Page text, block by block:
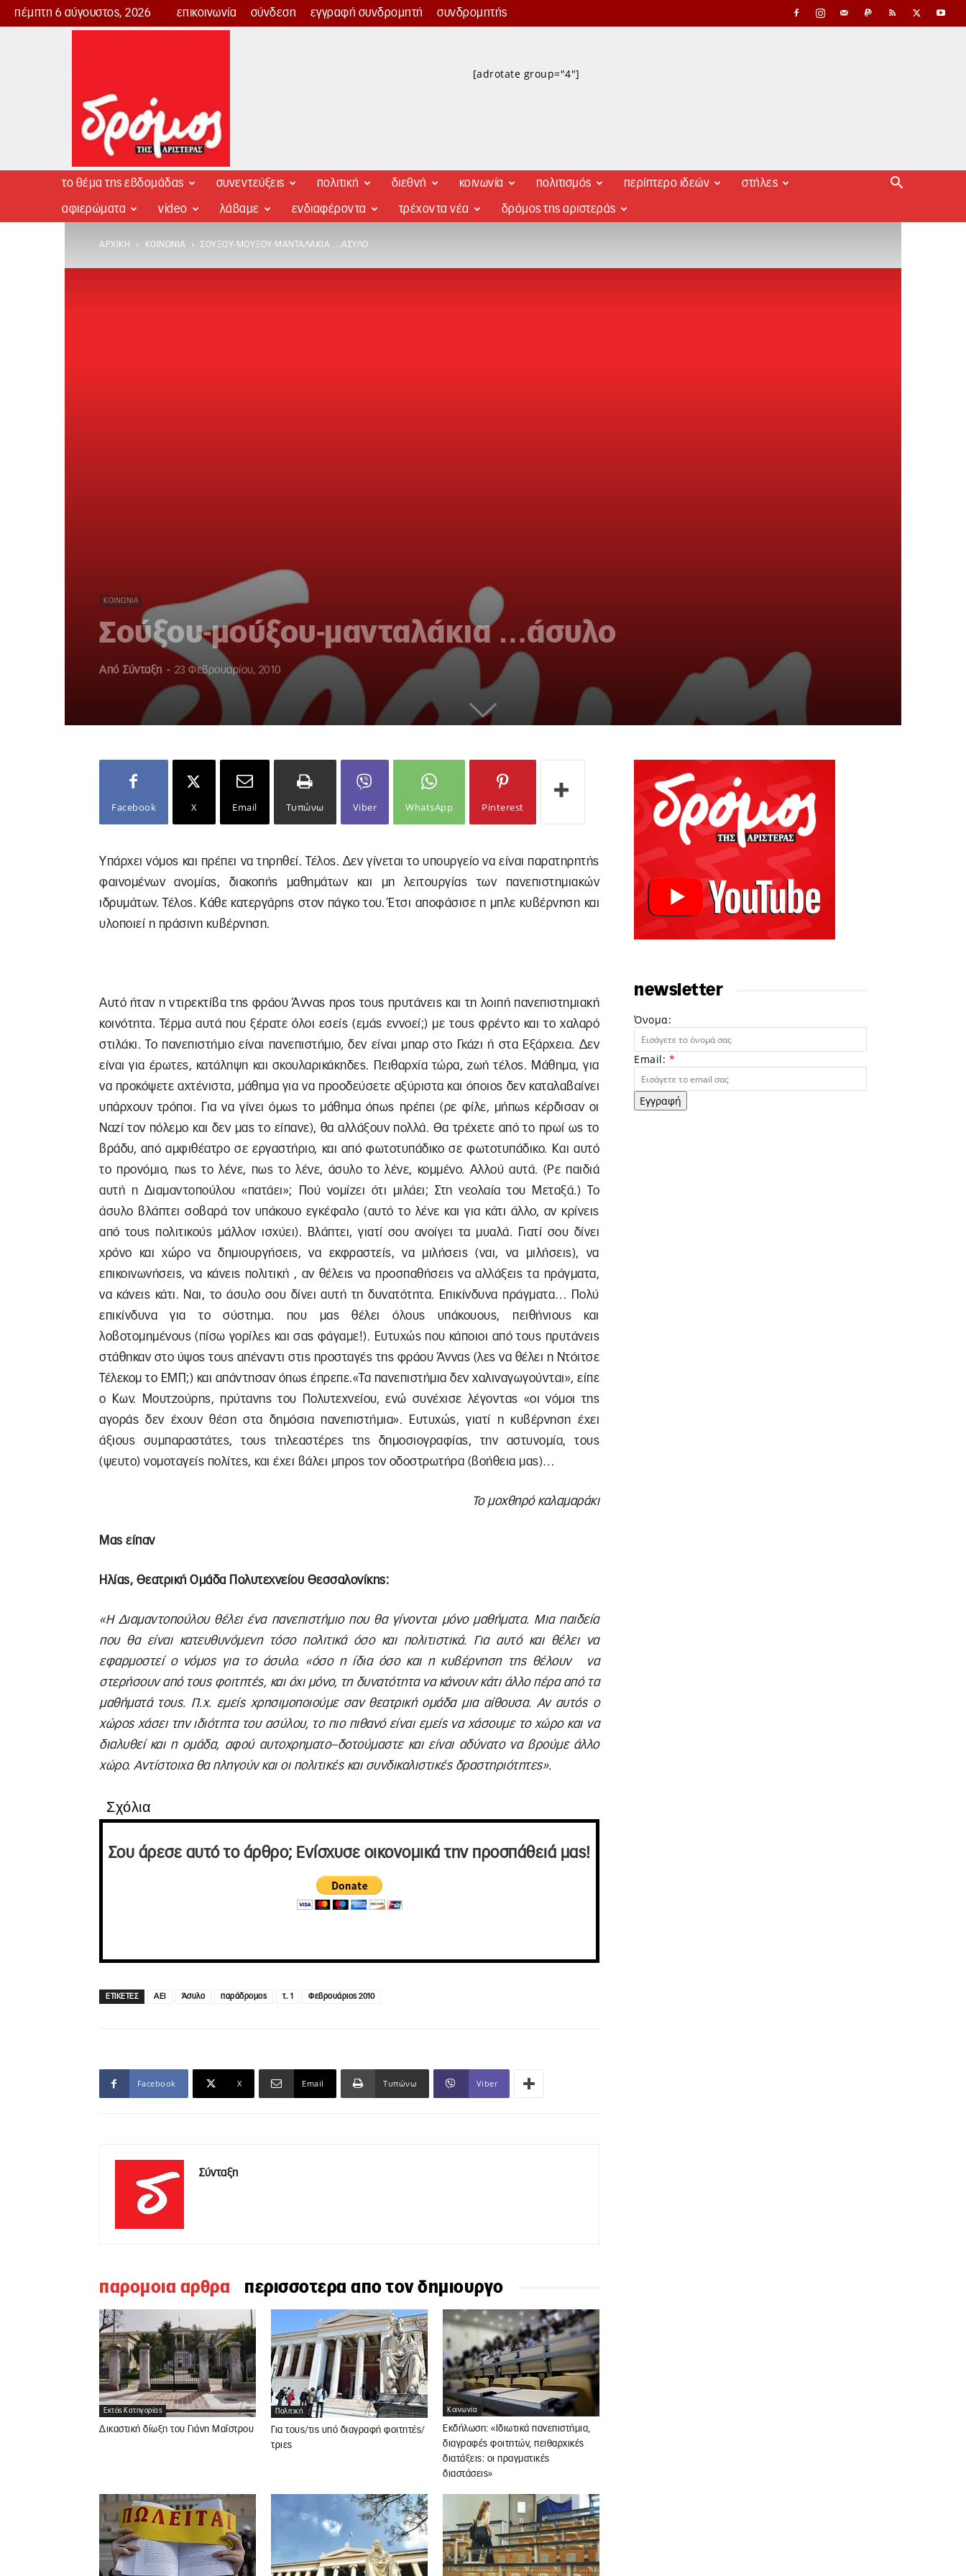
πέμπτη 6 αύγουστος, 2026 επικοινωνία σύνδεση εγγραφή συνδρομητή συνδρομητής
Δρόμος
[adrotate group="4"]
το θέμα της εβδομάδας συνεντεύξεις πολιτική διεθνή κοινωνία πολιτισμός περίπτερο ιδεών στήλες
αφιερώματα video λάβαμε ενδιαφέροντα τρέχοντα νέα δρόμος της αριστεράς
ΑΡΧΙΚΉ ΚΟΙΝΩΝΊΑ ΣΟΎΞΟΥ-ΜΟΎΞΟΥ-ΜΑΝΤΑΛΆΚΙΑ …ΆΣΥΛΟ
ΚΟΙΝΩΝΊΑ
Σούξου-μούξου-μανταλάκια …άσυλο
Από Σύνταξη - 23 Φεβρουαρίου, 2010
Facebook X Email Τυπώνω Viber WhatsApp Pinterest
Υπάρχει νόμος και πρέπει να τηρηθεί. Τέλος. Δεν γίνεται το υπουργείο να είναι παρατηρητής
φαινομένων ανομίας, διακοπής μαθημάτων και μη λειτουργίας των πανεπιστημιακών
ιδρυμάτων. Τέλος. Κάθε κατεργάρης στον πάγκο του. Έτσι αποφάσισε η μπλε κυβέρνηση και
υλοποιεί η πράσινη κυβέρνηση.
Αυτό ήταν η ντιρεκτίβα της φράου Άννας προς τους πρυτάνεις και τη λοιπή πανεπιστημιακή
κοινότητα. Τέρμα αυτά που ξέρατε όλοι εσείς (εμάς εννοεί;) με τους φρέντο και το χαλαρό
στιλάκι. Το πανεπιστήμιο είναι πανεπιστήμιο, δεν είναι μπαρ στο Γκάζι ή στα Εξάρχεια. Δεν
είναι για έρωτες, κατάληψη και σκουλαρικάκηδες. Πειθαρχία τώρα, ζωή τέλος. Μάθημα, για
να προκόψετε αχτένιστα, μάθημα για να προοδεύσετε αξύριστα και όποιος δεν καταλαβαίνει
υπάρχουν τρόποι. Για να γίνει όμως το μάθημα όπως πρέπει (ρε φίλε, μήπως κέρδισαν οι
Ναζί τον πόλεμο και δεν μας το είπανε), θα αλλάξουν πολλά. Θα τρέχετε από το πρωί ως το
βράδυ, από αμφιθέατρο σε εργαστήριο, και από φωτοτυπάδικο σε φωτοτυπάδικο. Και αυτό
το προνόμιο, πως το λένε, πως το λένε, άσυλο το λένε, κομμένο. Αλλού αυτά. (Ρε παιδιά
αυτή η Διαμαντοπούλου «πατάει»; Πού νομίζει ότι μιλάει; Στη νεολαία του Μεταξά.) Το
άσυλο βλάπτει σοβαρά τον υπάκουο εγκέφαλο (αυτό το λένε και για κάτι άλλο, αν κρίνεις
από τους πολιτικούς μάλλον ισχύει). Βλάπτει, γιατί σου ανοίγει τα μυαλά. Γιατί σου δίνει
χρόνο και χώρο να δημιουργήσεις, να εκφραστείς, να μιλήσεις (ναι, να μιλήσεις), να
επικοινωνήσεις, να κάνεις πολιτική , αν θέλεις να προσπαθήσεις να αλλάξεις τα πράγματα,
να κάνεις κάτι. Ναι, το άσυλο σου δίνει αυτή τη δυνατότητα. Επικίνδυνα πράγματα… Πολύ
επικίνδυνα για το σύστημα. που μας θέλει όλους υπάκουους, πειθήνιους και
λοβοτομημένους (πίσω γορίλες και σας φάγαμε!). Ευτυχώς που κάποιοι από τους πρυτάνεις
στάθηκαν στο ύψος τους απέναντι στις προσταγές της φράου Άννας (λες να θέλει η Ντόιτσε
Τέλεκομ το ΕΜΠ;) και απάντησαν όπως έπρεπε.«Τα πανεπιστήμια δεν χαλιναγωγούνται», είπε
ο Κων. Μουτζούρης, πρύτανης του Πολυτεχνείου, ενώ συνέχισε λέγοντας «οι νόμοι της
αγοράς δεν έχουν θέση στα δημόσια πανεπιστήμια». Ευτυχώς, γιατί η κυβέρνηση έχει
άξιους συμπαραστάτες, τους τηλεαστέρες της δημοσιογραφίας, την αστυνομία, τους
(ψευτο) νομοταγείς πολίτες, και έχει βάλει μπρος τον οδοστρωτήρα (βοήθεια μας)…
Το μοχθηρό καλαμαράκι
Μας είπαν
Ηλίας, Θεατρική Ομάδα Πολυτεχνείου Θεσσαλονίκης:
«Η Διαμαντοπούλου θέλει ένα πανεπιστήμιο που θα γίνονται μόνο μαθήματα. Μια παιδεία
που θα είναι κατευθυνόμενη τόσο πολιτικά όσο και πολιτιστικά. Για αυτό και θέλει να
εφαρμοστεί ο νόμος για το άσυλο. «όσο η ίδια όσο και η κυβέρνηση της θέλουν να
στερήσουν από τους φοιτητές, και όχι μόνο, τη δυνατότητα να κάνουν κάτι άλλο πέρα από τα
μαθήματά τους. Π.χ. εμείς χρησιμοποιούμε σαν θεατρική ομάδα μια αίθουσα. Αν αυτός ο
χώρος χάσει την ιδιότητα του ασύλου, το πιο πιθανό είναι εμείς να χάσουμε το χώρο και να
διαλυθεί και η ομάδα, αφού αυτοχρηματο–δοτούμαστε και είναι αδύνατο να βρούμε άλλο
χώρο. Αντίστοιχα θα πληγούν και οι πολιτικές και συνδικαλιστικές δραστηριότητες».
Σχόλια
Σου άρεσε αυτό το άρθρο; Ενίσχυσε οικονομικά την προσπάθειά μας!
ΕΤΙΚΕΤΕΣ ΑΕΙ Άσυλο παράδρομος τ. 1 Φεβρουάριος 2010
Facebook X Email Τυπώνω Viber
Σύνταξη
παρομοια αρθρα περισσοτερα απο τον δημιουργο
Εκτός Κατηγορίας
Δικαστική δίωξη του Γιάνη Μαΐστρου
Πολιτική
Για τους/τις υπό διαγραφή φοιτητές/
τριες
Κοινωνία
Εκδήλωση: «Ιδιωτικά πανεπιστήμια,
διαγραφές φοιτητών, πειθαρχικές
διατάξεις: οι πραγματικές
διαστάσεις»
newsletter
Όνομα:
Email: *
Εγγραφή